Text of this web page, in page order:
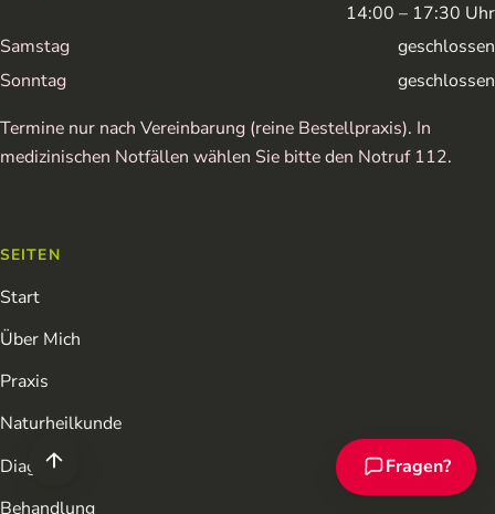
14:00 – 17:30 Uhr
Samstag
geschlossen
Sonntag
geschlossen
Termine nur nach Vereinbarung (reine Bestellpraxis). In
medizinischen Notfällen wählen Sie bitte den Notruf 112.
SEITEN
Start
Über Mich
Praxis
Naturheilkunde
Diagnose
Behandlung
Fragen?
Chat-Assistent